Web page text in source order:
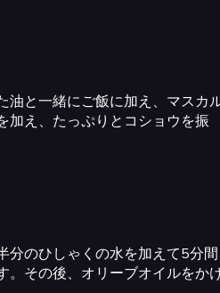
油と一緒にご飯に加え、マスカ
加え、たっぷりとコショウを振
分のひしゃくの水を加えて5分間
。その後、オリーブオイルをか